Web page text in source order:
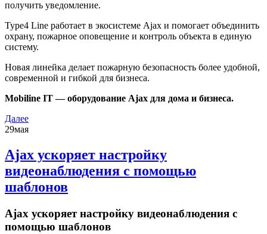
получить уведомление.
Type4 Line работает в экосистеме Ajax и помогает объединить
охрану, пожарное оповещение и контроль объекта в единую
систему.
Новая линейка делает пожарную безопасность более удобной,
современной и гибкой для бизнеса.
Mobiline IT — оборудование Ajax для дома и бизнеса.
Далее
29мая
Ajax ускоряет настройку
видеонаблюдения с помощью
шаблонов
Ajax ускоряет настройку видеонаблюдения с
помощью шаблонов